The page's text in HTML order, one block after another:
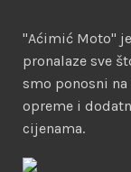
"Aćimić Moto"
pronalaze sve
smo ponosni
opreme i
cijenama.